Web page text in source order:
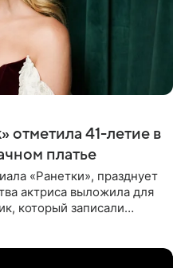
отметила 41-летие в
платье
«Ранетки», празднует
актриса выложила для
который записали